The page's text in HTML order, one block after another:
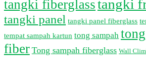
tangki fiberglasstangki
tangki panel tangki panel fiberglass
tempat sampah kartun tong sampah
fiber Tong sampah fiberglass Wall